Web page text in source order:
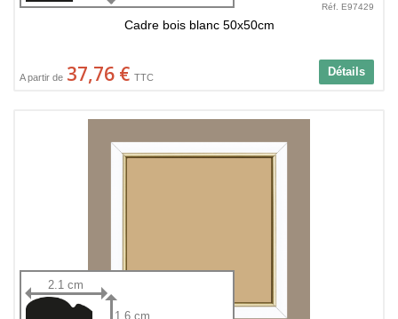
Réf. E97429
Cadre bois blanc 50x50cm
Détails
A partir de 37,76 € TTC
2.1 cm
1.6 cm